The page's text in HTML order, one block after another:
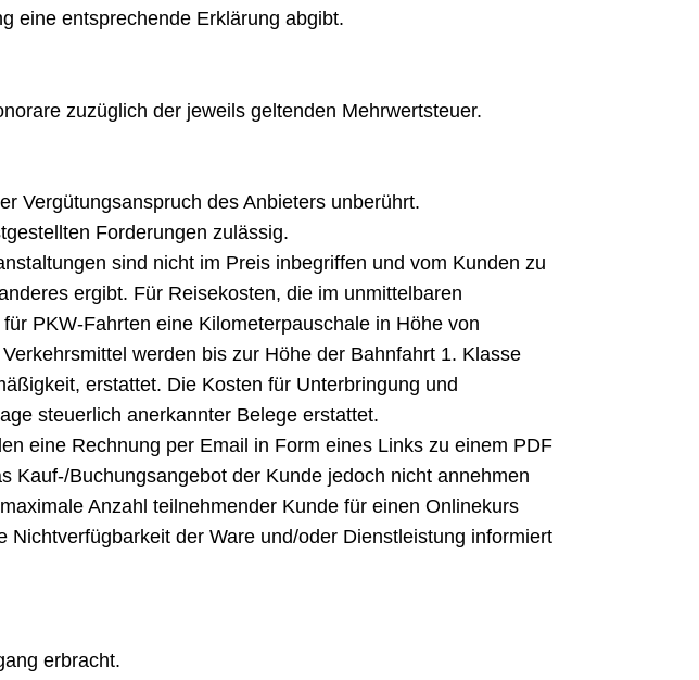
eine entsprechende Erklärung abgibt.
zuzüglich der jeweils geltenden Mehrwertsteuer.
Vergütungsanspruch des Anbieters unberührt.
Forderungen zulässig.
sind nicht im Preis inbegriffen und vom Kunden zu
ergibt. Für Reisekosten, die im unmittelbaren
PKW-Fahrten eine Kilometerpauschale in Höhe von
werden bis zur Höhe der Bahnfahrt 1. Klasse
erstattet. Die Kosten für Unterbringung und
steuerlich anerkannter Belege erstattet.
eine Rechnung per Email in Form eines Links zu einem PDF
Kauf-/Buchungsangebot der Kunde jedoch nicht annehmen
Anzahl teilnehmender Kunde für einen Onlinekurs
der Ware und/oder Dienstleistung informiert
erbracht.